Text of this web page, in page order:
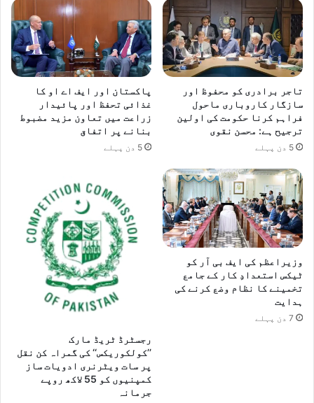
تاجر برادری کو محفوظ اور
سازگار کاروباری ماحول
فراہم کرنا حکومت کی اولین
ترجیح ہے: محسن نقوی
5 دن پہلے
پاکستان اور ایف اے او کا
غذائی تحفظ اور پائیدار
زراعت میں تعاون مزید مضبوط
بنانے پر اتفاق
5 دن پہلے
وزیراعظم کی ایف بی آر کو
ٹیکس استعدادِ کار کے جامع
تخمینے کا نظام وضع کرنے کی
ہدایت
7 دن پہلے
رجسٹرڈ ٹریڈ مارک
’’کولکوریکس‘‘ کی گمراہ کن نقل
پر سات ویٹرنری ادویات ساز
کمپنیوں کو 55 لاکھ روپے
جرمانہ